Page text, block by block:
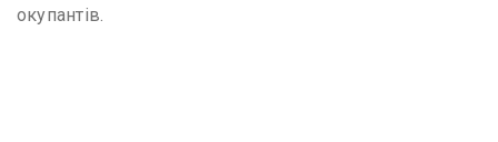
окупантів.